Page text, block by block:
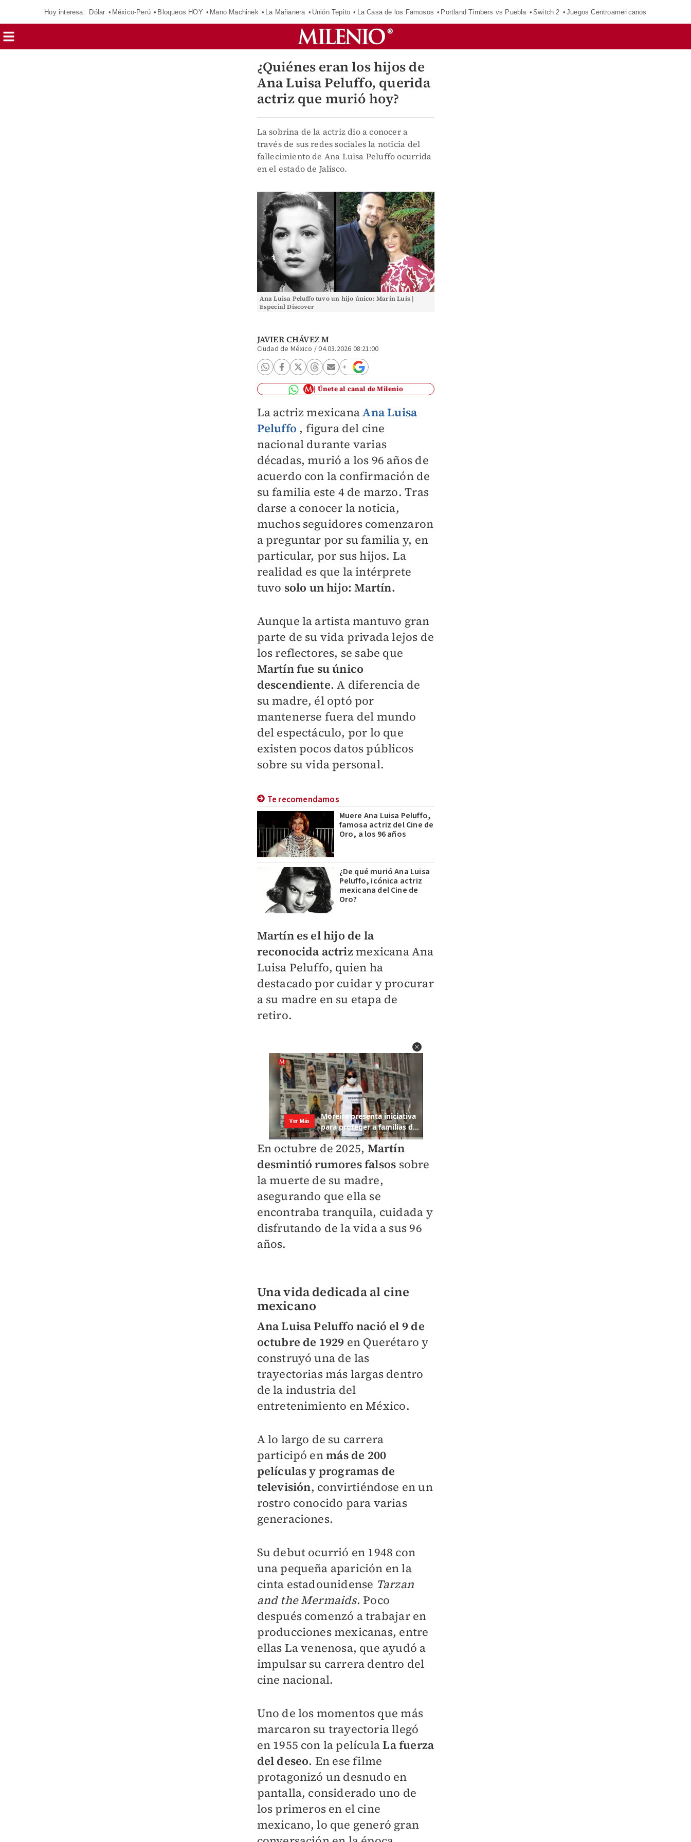
Hoy interesa: Dólar México-Perú Bloqueos HOY Mano Machinek La Mañanera Unión Tepito La Casa de los Famosos Portland Timbers vs Puebla Switch 2 Juegos Centroamericanos
¿Quiénes eran los hijos de
Ana Luisa Peluffo, querida
actriz que murió hoy?
La sobrina de la actriz dio a conocer a
través de sus redes sociales la noticia del
fallecimiento de Ana Luisa Peluffo ocurrida
en el estado de Jalisco.
Ana Luisa Peluffo tuvo un hijo único: Marín Luis |
Especial Discover
JAVIER CHÁVEZ M
Ciudad de México /04.03.2026 08:21:00
Únete al canal de Milenio
La actriz mexicanaAna Luisa
Peluffo , figura del cine
nacional durante varias
décadas, murió a los 96 años de
acuerdo con la confirmación de
su familia este 4 de marzo. Tras
darse a conocer la noticia,
muchos seguidores comenzaron
a preguntar por su familia y, en
particular, por sus hijos. La
realidad es que la intérprete
tuvo solo un hijo: Martín.
Aunque la artista mantuvo gran
parte de su vida privada lejos de
los reflectores, se sabe que
Martín fue su único
descendiente. A diferencia de
su madre, él optó por
mantenerse fuera del mundo
del espectáculo, por lo que
existen pocos datos públicos
sobre su vida personal.
Te recomendamos
Muere Ana Luisa Peluffo,
famosa actriz del Cine de
Oro, a los 96 años
¿De qué murió Ana Luisa
Peluffo, icónica actriz
mexicana del Cine de
Oro?
Martín es el hijo de la
reconocida actrizmexicana Ana
Luisa Peluffo, quien ha
destacado por cuidar y procurar
a su madre en su etapa de
retiro.
En octubre de 2025, Martín
desmintió rumores falsos sobre
la muerte de su madre,
asegurando que ella se
encontraba tranquila, cuidada y
disfrutando de la vida a sus 96
años.
Una vida dedicada al cine
mexicano
Ana Luisa Peluffo nació el 9 de
octubre de 1929 en Querétaro y
construyó una de las
trayectorias más largas dentro
de la industria del
entretenimiento en México.
A lo largo de su carrera
participó enmás de 200
películas y programas de
televisión, convirtiéndose en un
rostro conocido para varias
generaciones.
Su debut ocurrió en 1948 con
una pequeña aparición en la
cinta estadounidense Tarzan
and the Mermaids. Poco
después comenzó a trabajar en
producciones mexicanas, entre
ellas La venenosa, que ayudó a
impulsar su carrera dentro del
cine nacional.
Uno de los momentos que más
marcaron su trayectoria llegó
en 1955 con la películaLa fuerza
del deseo. En ese filme
protagonizó un desnudo en
pantalla, considerado uno de
los primeros en el cine
mexicano, lo que generó gran